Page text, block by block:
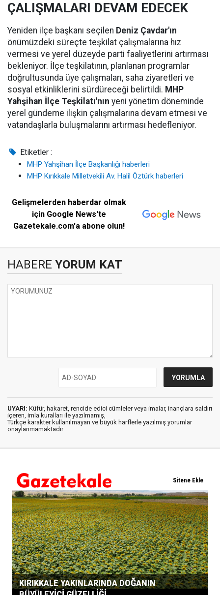
ÇALIŞMALARI DEVAM EDECEK
Yeniden ilçe başkanı seçilen Deniz Çavdar'ın
önümüzdeki süreçte teşkilat çalışmalarına hız
vermesi ve yerel düzeyde parti faaliyetlerini artırması
bekleniyor. İlçe teşkilatının, planlanan programlar
doğrultusunda üye çalışmaları, saha ziyaretleri ve
sosyal etkinliklerini sürdüreceği belirtildi. MHP
Yahşihan İlçe Teşkilatı'nın yeni yönetim döneminde
yerel gündeme ilişkin çalışmalarına devam etmesi ve
vatandaşlarla buluşmalarını artırması hedefleniyor.
Etiketler :
MHP Yahşihan İlçe Başkanlığı haberleri
MHP Kırıkkale Milletvekili Av. Halil Öztürk haberleri
Gelişmelerden haberdar olmak
için Google News'te
Gazetekale.com'a abone olun!
HABERE YORUM KAT
UYARI: Küfür, hakaret, rencide edici cümleler veya imalar, inançlara saldırı
içeren, imla kuralları ile yazılmamış,
Türkçe karakter kullanılmayan ve büyük harflerle yazılmış yorumlar
onaylanmamaktadır.